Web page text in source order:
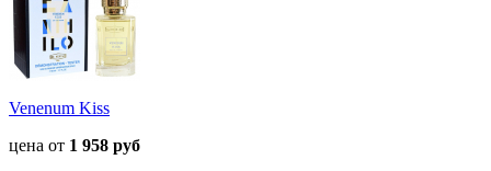
Venenum Kiss
цена от 1 958 руб